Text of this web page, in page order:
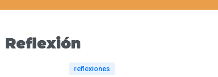
Reflexión
reflexiones